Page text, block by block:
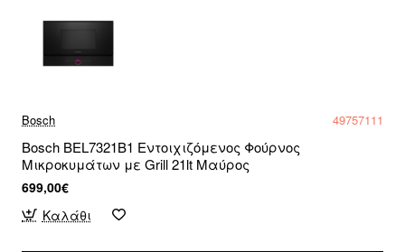
Bosch 49757111
Bosch BEL7321B1 Εντοιχιζόμενος Φούρνος
Μικροκυμάτων με Grill 21lt Μαύρος
699,00€
Καλάθι